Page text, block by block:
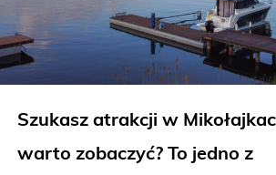
Szukasz atrakcji w
warto zobaczyć? To jedno z